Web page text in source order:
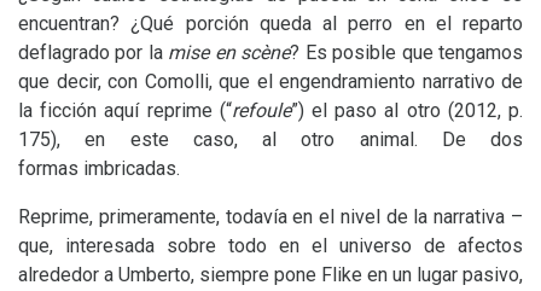
encuentran? ¿Qué porción queda al perro en el reparto
deflagrado por la mise en scène? Es posible que tengamos
que decir, con Comolli, que el engendramiento narrativo de
la ficción aquí reprime (“refoule”) el paso al otro (2012, p.
175), en este caso, al otro animal. De dos
formas imbricadas.
Reprime, primeramente, todavía en el nivel de la narrativa –
que, interesada sobre todo en el universo de afectos
alrededor a Umberto, siempre pone Flike en un lugar pasivo,